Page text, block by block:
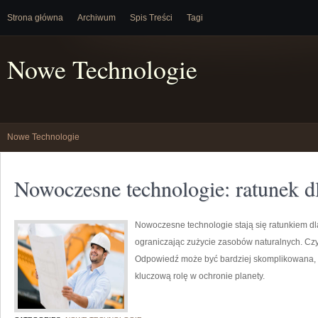
Strona główna Archiwum Spis Treści Tagi
Nowe Technologie
Nowe Technologie
Nowoczesne technologie: ratunek
Nowoczesne technologie stają się ratunkiem
ograniczając zużycie zasobów naturalnych.
Odpowiedź może być bardziej
kluczową rolę w ochronie planety.